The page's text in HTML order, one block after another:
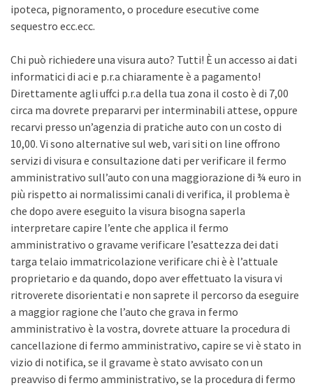
ipoteca, pignoramento, o procedure esecutive come
sequestro ecc.ecc.
Chi può richiedere una visura auto? Tutti! È un accesso ai dati
informatici di aci e p.r.a chiaramente è a pagamento!
Direttamente agli uffci p.r.a della tua zona il costo è di 7,00
circa ma dovrete prepararvi per interminabili attese, oppure
recarvi presso un’agenzia di pratiche auto con un costo di
10,00. Vi sono alternative sul web, vari siti on line offrono
servizi di visura e consultazione dati per verificare il fermo
amministrativo sull’auto con una maggiorazione di ¾ euro in
più rispetto ai normalissimi canali di verifica, il problema è
che dopo avere eseguito la visura bisogna saperla
interpretare capire l’ente che applica il fermo
amministrativo o gravame verificare l’esattezza dei dati
targa telaio immatricolazione verificare chi è è l’attuale
proprietario e da quando, dopo aver effettuato la visura vi
ritroverete disorientati e non saprete il percorso da eseguire
a maggior ragione che l’auto che grava in fermo
amministrativo è la vostra, dovrete attuare la procedura di
cancellazione di fermo amministrativo, capire se vi è stato in
vizio di notifica, se il gravame è stato avvisato con un
preavviso di fermo amministrativo, se la procedura di fermo